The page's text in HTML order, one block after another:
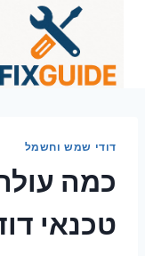
דודי שמש וחשמל
כמה
טכנאי